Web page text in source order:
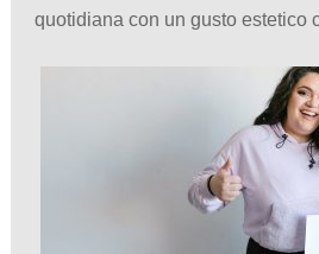
quotidiana con un gusto estetico